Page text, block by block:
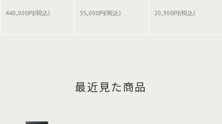
440,000円(税込) 55,000円(税込) 20,900円(税込)
最近見た商品